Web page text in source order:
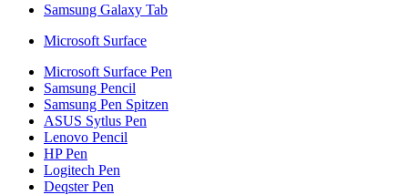
Samsung Galaxy Tab
Microsoft Surface
Microsoft Surface Pen
Samsung Pencil
Samsung Pen Spitzen
ASUS Sytlus Pen
Lenovo Pencil
HP Pen
Logitech Pen
Deqster Pen